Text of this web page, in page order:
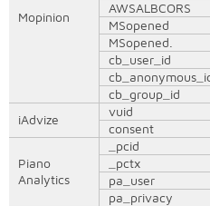
Mopinion
AWSALBCORS
MSopened
MSopened.
cb_user_id
cb_group_id
iAdvize
vuid
consent
Piano
Analytics
_pcid
_pctx
pa_user
pa_privacy